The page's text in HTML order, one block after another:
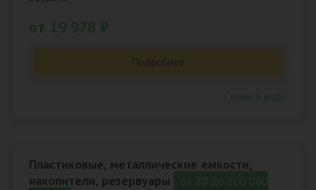
Подробнее
Пластиковые, металлические емкости,
накопители, резервуары